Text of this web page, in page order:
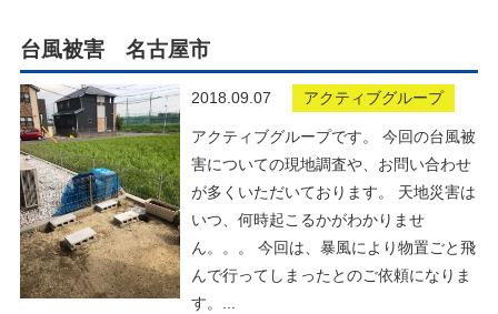
台風被害 名古屋市
2018.09.07 アクティブグループ
アクティブグループです。 今回の台風被
害についての現地調査や、お問い合わせ
が多くいただいております。 天地災害は
いつ、何時起こるかがわかりませ
ん。。。 今回は、暴風により物置ごと飛
んで行ってしまったとのご依頼になりま
す。...